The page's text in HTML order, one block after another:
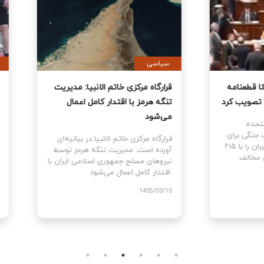
نمایندگان آمریکا قطعنامه
جنگ علیه ایران را تصویب کرد
ایالات متحده
قطعنامه اختیارات جنگی برای
توقف و پایان جنگ علیه ایران را با ۲۱۵
سیاسی
قرارگاه مرکزی خاتم الانبیا:
تنگه هرمز با اقتدار کامل اعمال
قرارگاه مرکزی خاتم الانبیا در
آورده است: مدیریت تنگه هرمز
نیروهای مسلح جمهوری اسلامی
اقتدار کامل اعمال می‌شود.